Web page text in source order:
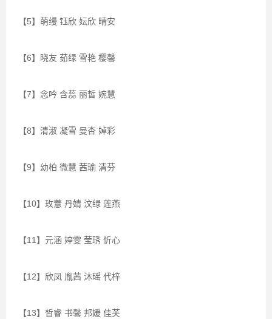
【5】萌缦 钰欣 妘欣 晴安
【6】晓友 茹绿 雪艳 樱馨
【7】念吟 含蕊 丽皙 婉慧
【8】清淑 凝雪 曼杏 婥彩
【9】幼柏 微慧 茜瑜 清芬
【10】玫薏 丹婧 汶绿 莲燕
【11】元涵 婷雯 莹琇 忻心
【12】欣凤 胤茜 沐瑶 代梓
【13】皙睿 书馨 邦媛 佳芙